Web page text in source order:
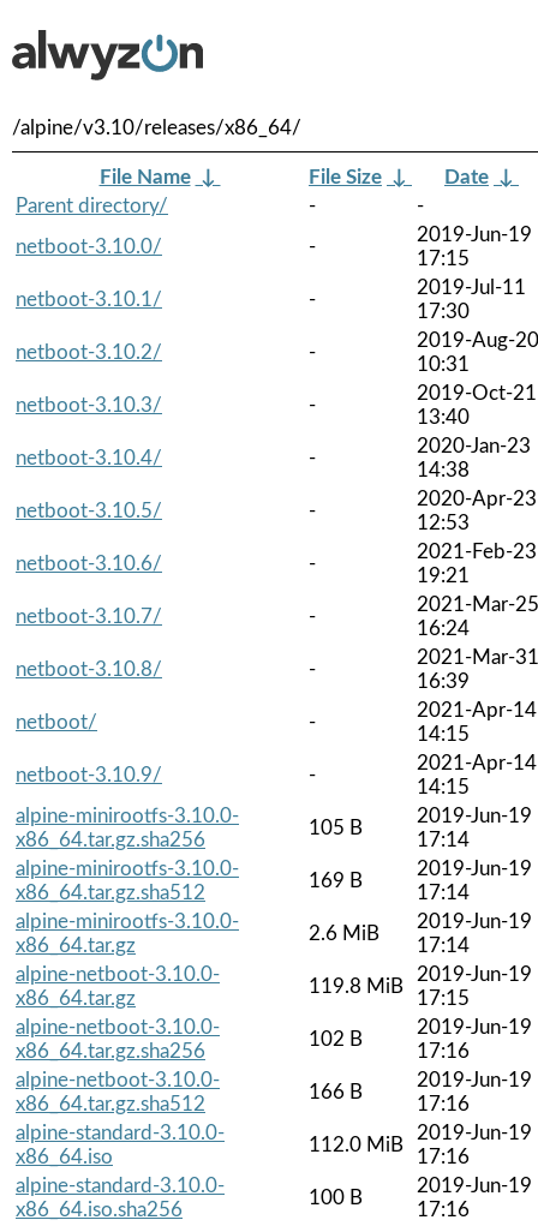
/alpine/v3.10/releases/x86_64/
File Name ↓ File Size ↓ Date ↓
Parent directory/
-
-
netboot-3.10.0/
-
2019-Jun-19
17:15
netboot-3.10.1/
-
2019-Jul-11
17:30
netboot-3.10.2/
-
2019-Aug-20
10:31
netboot-3.10.3/
-
2019-Oct-21
13:40
netboot-3.10.4/
-
2020-Jan-23
14:38
netboot-3.10.5/
-
2020-Apr-23
12:53
netboot-3.10.6/
-
2021-Feb-23
19:21
netboot-3.10.7/
-
2021-Mar-25
16:24
netboot-3.10.8/
-
2021-Mar-31
16:39
netboot/
-
2021-Apr-14
14:15
netboot-3.10.9/
-
2021-Apr-14
14:15
alpine-minirootfs-3.10.0-
x86_64.tar.gz.sha256
105 B
2019-Jun-19
17:14
alpine-minirootfs-3.10.0-
x86_64.tar.gz.sha512
169 B
2019-Jun-19
17:14
alpine-minirootfs-3.10.0-
x86_64.tar.gz
2.6 MiB
2019-Jun-19
17:14
alpine-netboot-3.10.0-
x86_64.tar.gz
119.8 MiB
2019-Jun-19
17:15
alpine-netboot-3.10.0-
x86_64.tar.gz.sha256
102 B
2019-Jun-19
17:16
alpine-netboot-3.10.0-
x86_64.tar.gz.sha512
166 B
2019-Jun-19
17:16
alpine-standard-3.10.0-
x86_64.iso
112.0 MiB
2019-Jun-19
17:16
alpine-standard-3.10.0-
x86_64.iso.sha256
100 B
2019-Jun-19
17:16